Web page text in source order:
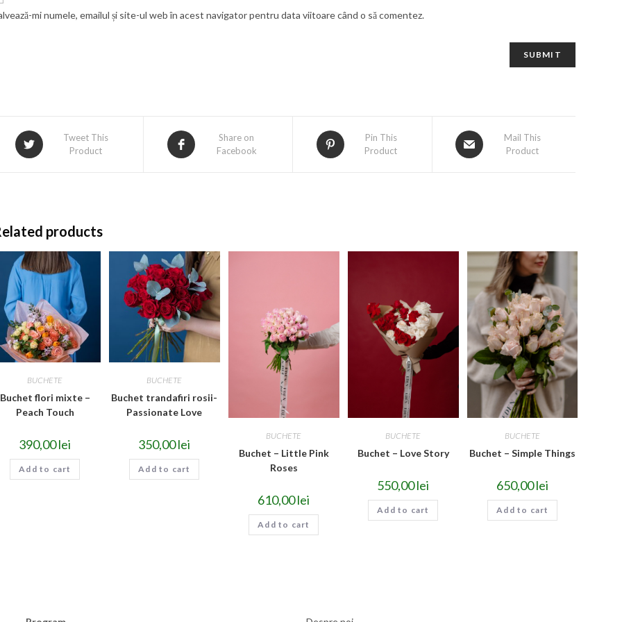
mi numele, emailul și site-ul web în acest navigator pentru data viitoare când o să comentez.
Tweet This
Product
Share on
Facebook
Pin This
Product
Mail This
Product
products
BUCHETE
Buchet flori mixte –
Peach Touch
390,00lei
Add to cart
BUCHETE
Buchet trandafiri rosii-
Passionate Love
350,00lei
Add to cart
BUCHETE
Buchet – Little Pink
Roses
610,00lei
Add to cart
BUCHETE
Buchet – Love Story
550,00lei
Add to cart
BUCHETE
Buchet – Simple Things
650,00lei
Add to cart